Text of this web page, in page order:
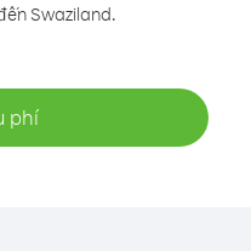
Swaziland.
phí